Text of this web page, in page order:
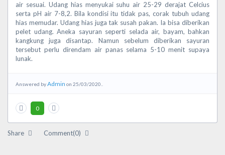
air sesuai. Udang hias menyukai suhu air 25-29 derajat Celcius
serta pH air 7-8,2. Bila kondisi itu tidak pas, corak tubuh udang
hias memudar. Udang hias juga tak susah pakan. Ia bisa diberikan
pelet udang. Aneka sayuran seperti selada air, bayam, bahkan
kangkung juga disantap. Namun sebelum diberikan sayuran
tersebut perlu direndam air panas selama 5-10 menit supaya
lunak.
Answered byAdmin on 25/03/2020..
0
Share Comment(0)